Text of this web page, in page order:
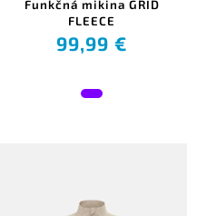
Funkčná mikina GRID
FLEECE
99,99 €